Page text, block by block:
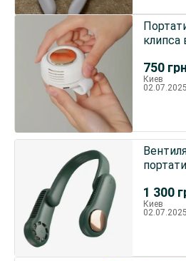
750
клипса
работы
Киев
02.07.2025
1 300
Киев
02.07.2025